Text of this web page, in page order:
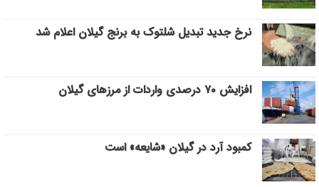
نرخ جدید تبدیل شلتوک به برنج گیلان اعلام شد
افزایش ۷۰ درصدی واردات از مرزهای گیلان
کمبود آرد در گیلان «شایعه» است